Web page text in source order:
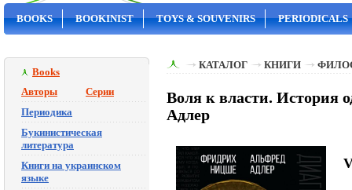
BOOKS BOOKINIST TOYS & SOUVENIRS PERIODICALS
Books
Авторы
Серии
Периодика
Букинистическая
литература
Книги на украинском
языке
КАТАЛОГ КНИГИ
Воля к власти. История
Адлер